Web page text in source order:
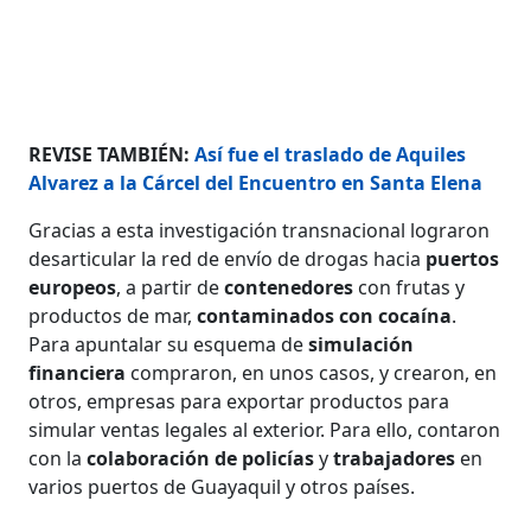
REVISE TAMBIÉN:Así fue el traslado de Aquiles
Alvarez a la Cárcel del Encuentro en Santa Elena
Gracias a esta investigación transnacional lograron
desarticular la red de envío de drogas hacia puertos
europeos, a partir decontenedores con frutas y
productos de mar,contaminados con cocaína.
Para apuntalar su esquema desimulación
financiera compraron, en unos casos, y crearon, en
otros, empresas para exportar productos para
simular ventas legales al exterior. Para ello, contaron
con lacolaboración de policíasytrabajadores en
varios puertos de Guayaquil y otros países.